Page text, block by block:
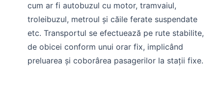
cum ar fi autobuzul cu motor, tramvaiul,
troleibuzul, metroul și căile ferate suspendate
etc. Transportul se efectuează pe rute stabilite,
de obicei conform unui orar fix, implicând
preluarea și coborârea pasagerilor la stații fixe.